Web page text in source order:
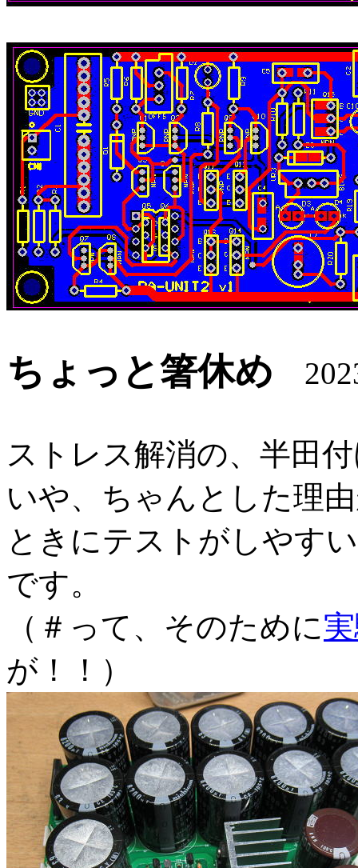
ちょっと箸休め
ストレス解消の、半田
いや、ちゃんとした理
ときにテストがしやす
です。
（＃って、そのために
が！！）